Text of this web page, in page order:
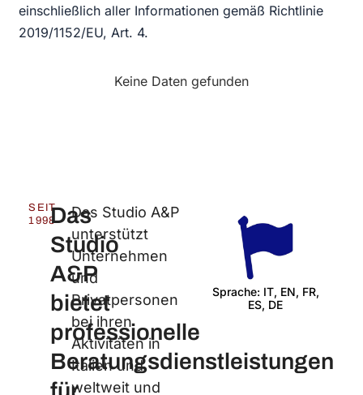
einschließlich aller Informationen gemäß Richtlinie
2019/1152/EU, Art. 4.
Keine Daten gefunden
SEIT
1998Das
Studio
A&P
bietet
professionelle
Beratungsdienstleistungen
Das Studio A&P
unterstützt
Unternehmen
und
Privatpersonen
bei ihren
Aktivitäten in
Italien und
weltweit und
Sprache: IT, EN, FR,
ES, DE